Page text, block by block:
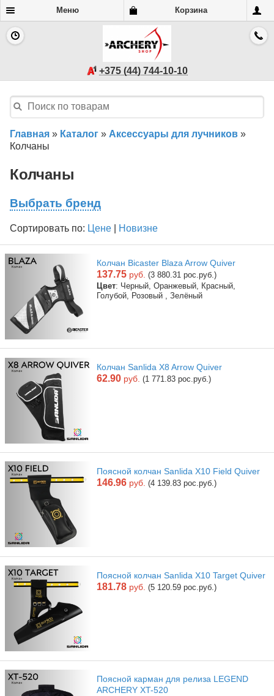
Меню Корзина
+375 (44) 744-10-10
Главная » Каталог » Аксессуары для лучников »
Колчаны
Колчаны
Выбрать бренд
Сортировать по: Цене Новизне
Колчан Bicaster Blaza Arrow Quiver
137.75 руб. (3 880.31 рос.руб.)
Цвет: Черный, Оранжевый, Красный,
Голубой, Розовый , Зелёный
Колчан Sanlida X8 Arrow Quiver
62.90 руб. (1 771.83 рос.руб.)
Поясной колчан Sanlida X10 Field Quiver
146.96 руб. (4 139.83 рос.руб.)
Поясной колчан Sanlida X10 Target Quiver
181.78 руб. (5 120.59 рос.руб.)
Поясной карман для релиза LEGEND
ARCHERY XT-520